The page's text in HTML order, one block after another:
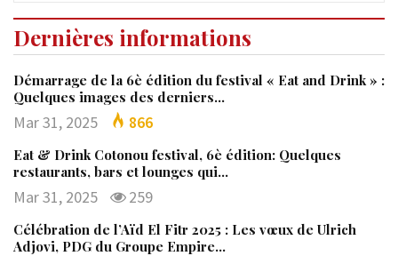
Dernières informations
Démarrage de la 6è édition du festival « Eat and Drink » :
Quelques images des derniers…
Mar 31, 2025 866
Eat & Drink Cotonou festival, 6è édition: Quelques
restaurants, bars et lounges qui…
Mar 31, 2025 259
Célébration de l’Aïd El Fitr 2025 : Les vœux de Ulrich
Adjovi, PDG du Groupe Empire…